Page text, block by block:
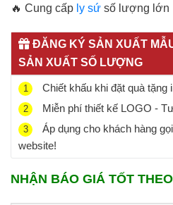
🔥 Cung cấp ly sứ số lượng lớn
ĐĂNG KÝ SẢN XUẤT
SẢN XUẤT SỐ LƯỢNG
1 Chiết khấu khi đặt quà tặng
2 Miễn phí thiết kế LOGO -
3
Áp dụng cho khách hàng
website!
NHẬN BÁO GIÁ TỐT